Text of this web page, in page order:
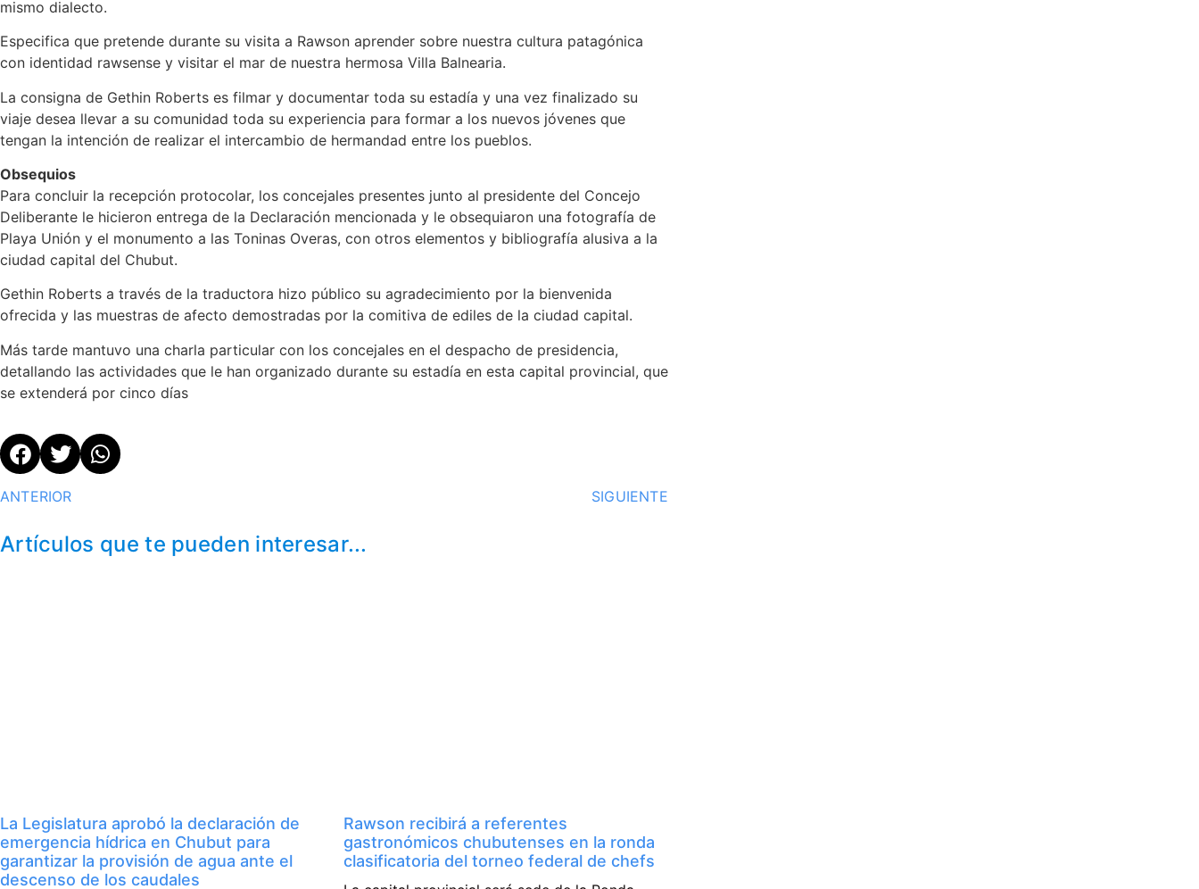
mismo dialecto.
Especifica que pretende durante su visita a Rawson aprender sobre nuestra cultura patagónica
con identidad rawsense y visitar el mar de nuestra hermosa Villa Balnearia.
La consigna de Gethin Roberts es filmar y documentar toda su estadía y una vez finalizado su
viaje desea llevar a su comunidad toda su experiencia para formar a los nuevos jóvenes que
tengan la intención de realizar el intercambio de hermandad entre los pueblos.
Obsequios
Para concluir la recepción protocolar, los concejales presentes junto al presidente del Concejo
Deliberante le hicieron entrega de la Declaración mencionada y le obsequiaron una fotografía de
Playa Unión y el monumento a las Toninas Overas, con otros elementos y bibliografía alusiva a la
ciudad capital del Chubut.
Gethin Roberts a través de la traductora hizo público su agradecimiento por la bienvenida
ofrecida y las muestras de afecto demostradas por la comitiva de ediles de la ciudad capital.
Más tarde mantuvo una charla particular con los concejales en el despacho de presidencia,
detallando las actividades que le han organizado durante su estadía en esta capital provincial, que
se extenderá por cinco días
ANTERIOR SIGUIENTE
Artículos que te pueden interesar...
La Legislatura aprobó la declaración de
emergencia hídrica en Chubut para
garantizar la provisión de agua ante el
descenso de los caudales
Rawson recibirá a referentes
gastronómicos chubutenses en la ronda
clasificatoria del torneo federal de chefs